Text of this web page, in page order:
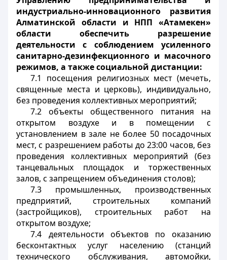
индустриально-инновационного развития
Алматинской области и НПП «Атамекен»
области обеспечить разрешение
деятельности с соблюдением усиленного
санитарно-дезинфекционного и масочного
режимов, а также социальной дистанции:
7.1 посещения религиозных мест (мечеть,
священные места и церковь), индивидуально,
без проведения коллективных мероприятий;
7.2 объекты общественного питания на
открытом воздухе и в помещении с
установлением в зале не более 50 посадочных
мест, с разрешением работы до 23:00 часов, без
проведения коллективных мероприятий (без
танцевальных площадок и торжественных
залов, с запрещением объединения столов);
7.3 промышленных, производственных
предприятий, строительных компаний
(застройщиков), строительных работ на
открытом воздухе;
7.4 деятельности объектов по оказанию
бесконтактных услуг населению (станций
технического обслуживания, автомойки,